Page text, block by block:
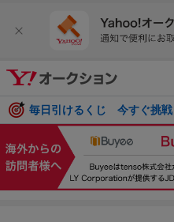
毎日引けるくじ 今すぐ挑戦